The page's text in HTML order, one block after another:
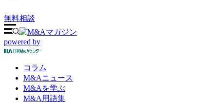
無料相談
powered by
コラム
M&Aニュース
M&Aを学ぶ
M&A 用語集